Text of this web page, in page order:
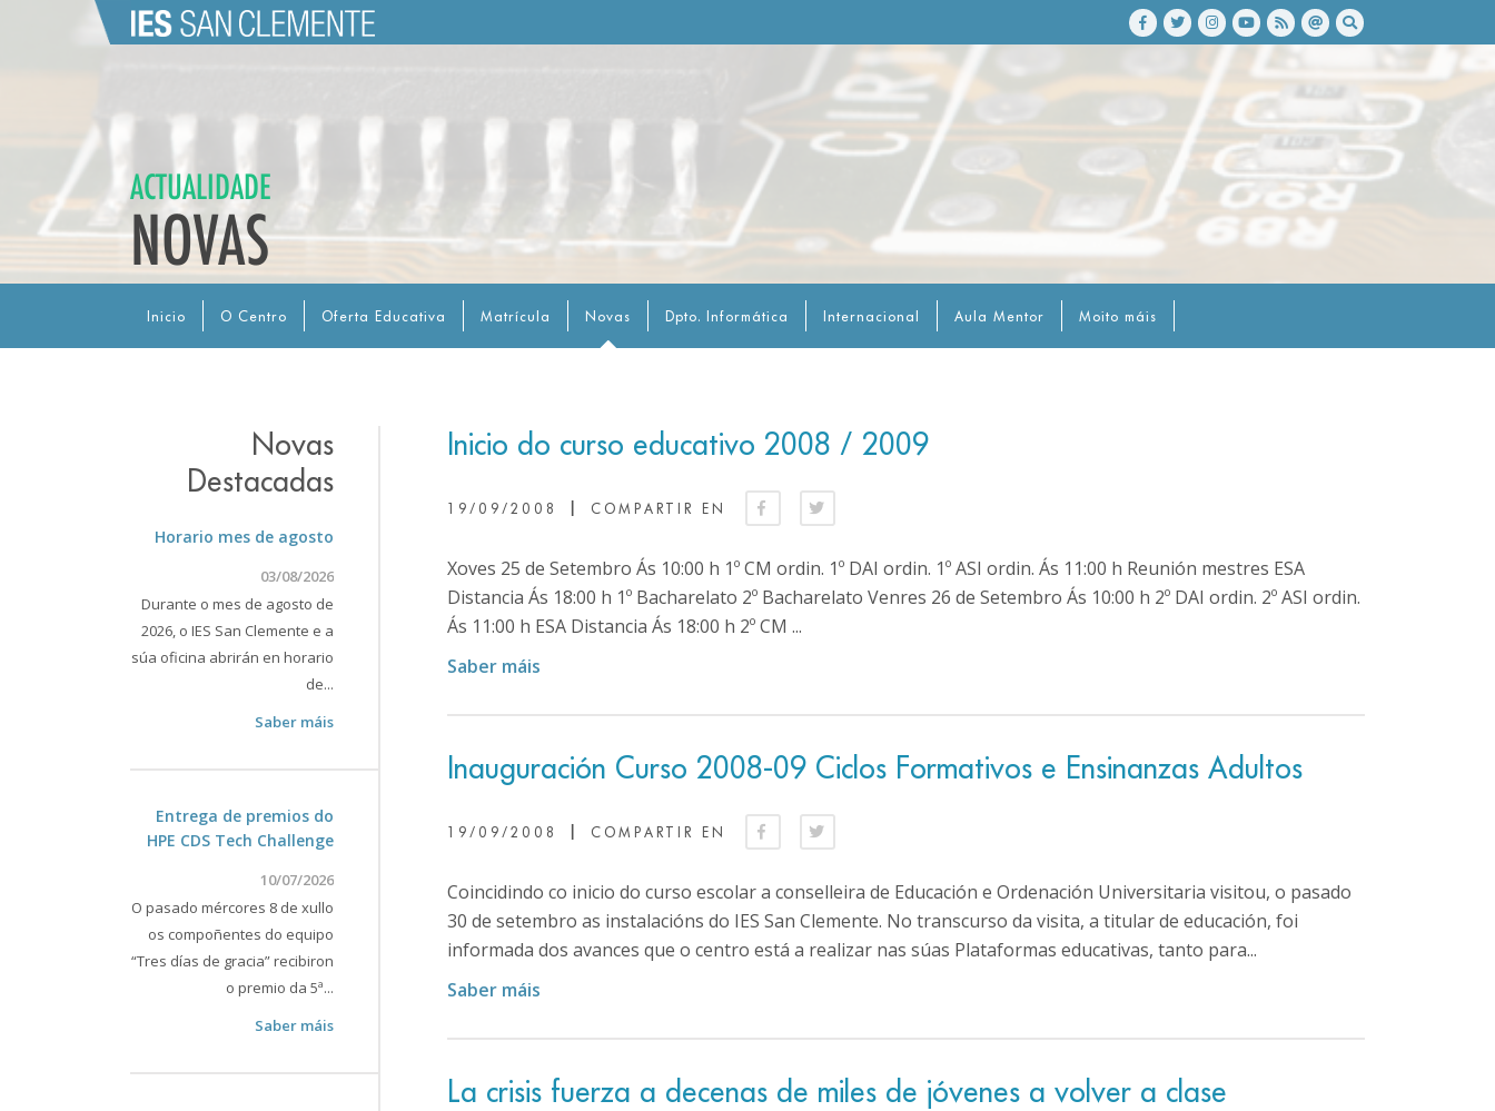
ACTUALIDADE
NOVAS
Inicio O Centro Oferta Educativa Matrícula Novas Dpto. Informática Internacional Aula Mentor Moito máis
Inicio do curso educativo 2008 / 2009
19/09/2008 COMPARTIR EN
Xoves 25 de Setembro Ás 10:00 h 1º CM ordin. 1º DAI ordin. 1º ASI ordin. Ás 11:00 h Reunión mestres ESA
Distancia Ás 18:00 h 1º Bacharelato 2º Bacharelato Venres 26 de Setembro Ás 10:00 h 2º DAI ordin. 2º ASI ordin.
Ás 11:00 h ESA Distancia Ás 18:00 h 2º CM ...
Saber máis
Inauguración Curso 2008-09 Ciclos Formativos e Ensinanzas Adultos
19/09/2008 COMPARTIR EN
Coincidindo co inicio do curso escolar a conselleira de Educación e Ordenación Universitaria visitou, o pasado
30 de setembro as instalacións do IES San Clemente. No transcurso da visita, a titular de educación, foi
informada dos avances que o centro está a realizar nas súas Plataformas educativas, tanto para...
Saber máis
La crisis fuerza a decenas de miles de jóvenes a volver a clase
Novas
Destacadas
Horario mes de agosto
03/08/2026
Durante o mes de agosto de
2026, o IES San Clemente e a
súa oficina abrirán en horario
de...
Saber máis
Entrega de premios do
HPE CDS Tech Challenge
10/07/2026
O pasado mércores 8 de xullo
os compoñentes do equipo
“Tres días de gracia” recibiron
o premio da 5ª...
Saber máis